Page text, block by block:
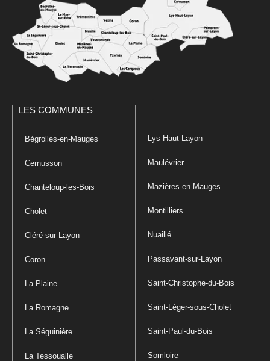
LES COMMUNES
Bégrolles-en-Mauges
Cernusson
Chanteloup-les-Bois
Cholet
Cléré-sur-Layon
Coron
La Plaine
La Romagne
La Séguinière
La Tessoualle
Lys-Haut-Layon
Maulévrier
Mazières-en-Mauges
Montilliers
Nuaillé
Passavant-sur-Layon
Saint-Christophe-du-Bois
Saint-Léger-sous-Cholet
Saint-Paul-du-Bois
Somloire